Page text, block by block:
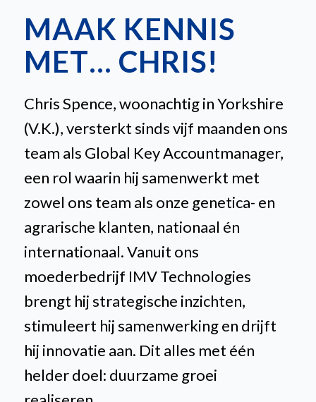
MAAK KENNIS
MET… CHRIS!
Chris Spence, woonachtig in Yorkshire
(V.K.), versterkt sinds vijf maanden ons
team als Global Key Accountmanager,
een rol waarin hij samenwerkt met
zowel ons team als onze genetica- en
agrarische klanten, nationaal én
internationaal. Vanuit ons
moederbedrijf IMV Technologies
brengt hij strategische inzichten,
stimuleert hij samenwerking en drijft
hij innovatie aan. Dit alles met één
helder doel: duurzame groei